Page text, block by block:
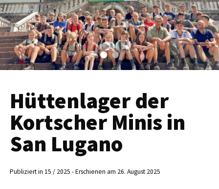
Hüttenlager der
Kortscher Minis in
San Lugano
Publiziert in 15 / 2025 - Erschienen am 26. August 2025